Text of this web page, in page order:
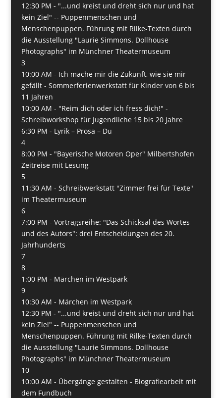
12:30 PM - "...und kreist und dreht sich nur und hat
kein Ziel" -- Puppenmenschen und
Menschenpuppen. Führung mit Rilke-Texten durch
die Ausstellung "Laurie Simmons. Dollhouse
Photographs" im Münchner Theatermuseum
3
10:00 AM - Ich mache mir die Zukunft, wie sie mir
gefällt - Sommerferienwerkstatt für Kinder von 6 bis
11 Jahren
10:00 AM - "Reim dich oder ich fress dich!" -
Schreibworkshop für Jugendliche 15 bis 20 Jahre
6:30 PM - Lyrik – Prosa – Du
4
8:00 PM - "Bayerische Motoren Oper" Milbertshofen
Zeitreise mit Lesung
5
11:30 AM - Schreibwerkstatt "Zimmer frei für Texte"
im Theatermuseum
6
7:00 PM - Vortragsreihe: "Das Schicksal des Wortes
und des Autors": drei Entscheidungen des 20.
Jahrhunderts
7
8
1:00 PM - Märchen im Westpark
9
10:30 AM - Märchen im Westpark
12:30 PM - "...und kreist und dreht sich nur und hat
kein Ziel" -- Puppenmenschen und
Menschenpuppen. Führung mit Rilke-Texten durch
die Ausstellung "Laurie Simmons. Dollhouse
Photographs" im Münchner Theatermuseum
10
10:00 AM - Übergänge gestalten - Biografiearbeit mit
dem Fundbuch